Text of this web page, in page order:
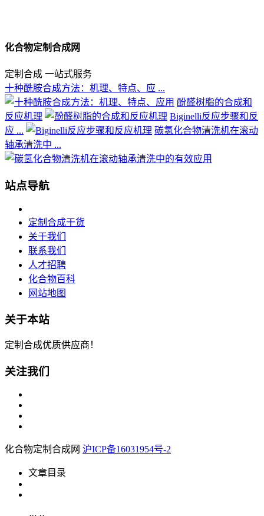
化合物定制合成网
定制合成 一站式服务
十种酰胺合成方法：机理、特点、应 ...
酚醛树脂的合成和
反应机理
Biginelli反应步骤和反
应 ...
碳氢化合物清洗机在滚动
轴承清洗中 ...
站点导航
定制合成干货
关于我们
联系我们
人才招聘
化合物百科
网站地图
关于本站
定制合成优质供应商！
关注我们
化合物定制合成网 沪ICP备16031954号-2
文章目录